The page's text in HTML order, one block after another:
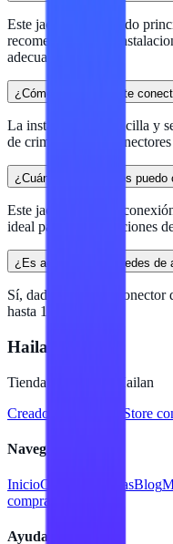
Este jack está diseñado
recomendado para
adecuada.
¿Cómo se instala este
La instalación es sencilla y
de crimpado para
¿Cuántos dispositivos puedo
Este jack permite la
ideal para configuraciones
¿Es adecuado para redes de
Sí, dado que es un conector
hasta 1 Gbps.
Hailan Store
Tienda en línea de Hailan
Creado para
Hailan Store
Navegación
InicioCatálogo MarcasBlog
compra
Ayuda